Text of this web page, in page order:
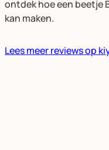
ontdek hoe een beetje
kan maken.
Lees meer reviews op